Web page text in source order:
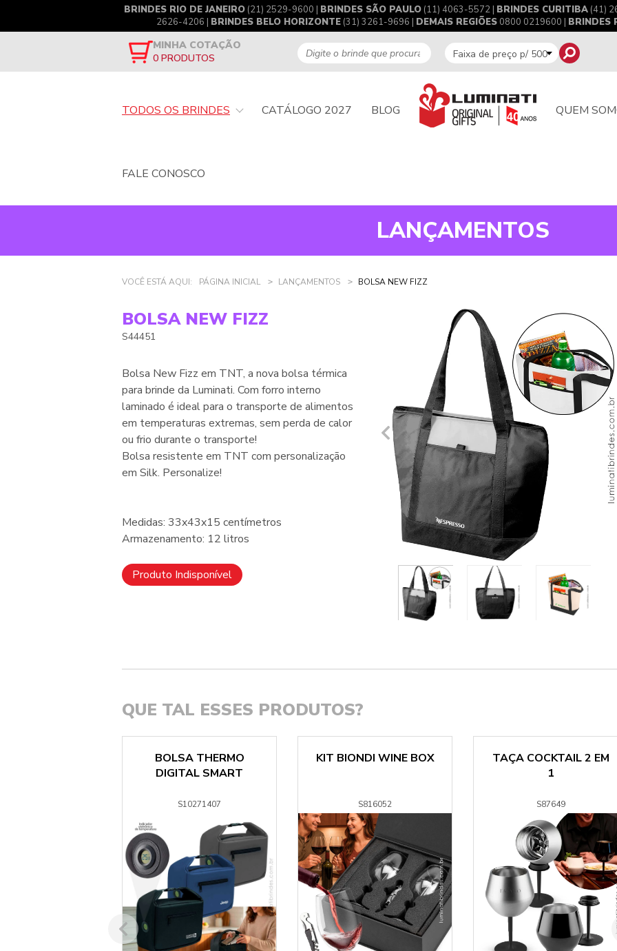
BRINDES RIO DE JANEIRO(21) 2529-9600 | BRINDES SÃO PAULO(11) 4063-5572 | BRINDES CURITIBA(41)
2626-4206 | BRINDES BELO HORIZONTE (31) 3261-9696 | DEMAIS REGIÕES 0800 0219600 | BRINDES
MINHA COTAÇÃO
0 PRODUTOS
TODOS OS BRINDES CATÁLOGO 2027 BLOG QUEM
FALE CONOSCO
LANÇAMENTOS
VOCÊ ESTÁ AQUI: PÁGINA INICIAL LANÇAMENTOS BOLSA NEW FIZZ
BOLSA NEW FIZZ
S44451
Bolsa New Fizz em TNT, a nova bolsa térmica
para brinde da Luminati. Com forro interno
laminado é ideal para o transporte de alimentos
em temperaturas extremas, sem perda de calor
ou frio durante o transporte!
Bolsa resistente em TNT com personalização
em Silk. Personalize!
Medidas: 33x43x15 centímetros
Armazenamento: 12 litros
Produto Indisponível
QUE TAL ESSES PRODUTOS?
BOLSA THERMO
DIGITAL SMART
S10271407
KIT BIONDI WINE BOX
S816052
TAÇA COCKTAIL 2 EM
1
S87649